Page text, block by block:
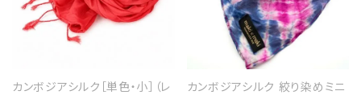
カンボジアシルク［単色・小］（レ
カンボジアシルク 絞り染めミニ